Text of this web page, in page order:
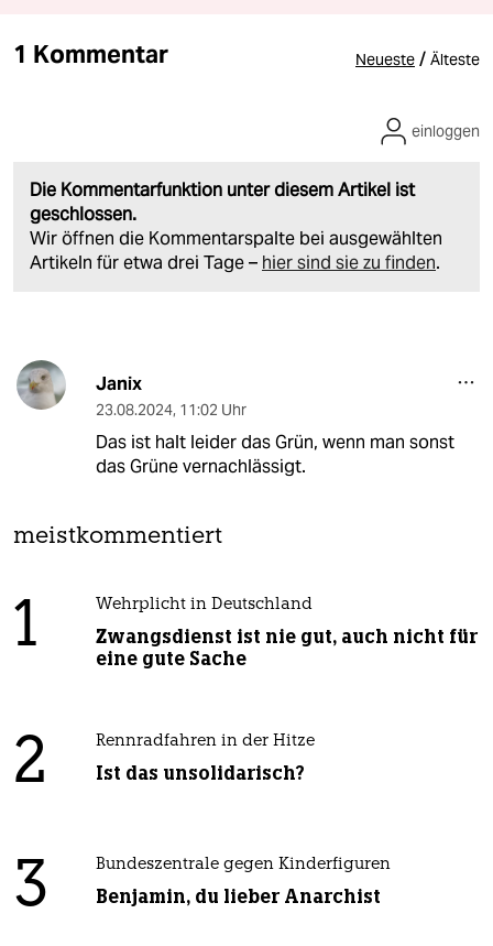
1 Kommentar Neueste / Älteste
Die Kommentarfunktion unter diesem Artikel ist
geschlossen.
Wir öffnen die Kommentarspalte bei ausgewählten
Artikeln für etwa drei Tage – hier sind sie zu finden.
einloggen
Janix
23.08.2024, 11:02 Uhr
Das ist halt leider das Grün, wenn man sonst
das Grüne vernachlässigt.
meistkommentiert
1 Wehrplicht in Deutschland
Zwangsdienst ist nie gut, auch nicht für
eine gute Sache
2 Rennradfahren in der Hitze
Ist das unsolidarisch?
3 Bundeszentrale gegen Kinderfiguren
Benjamin, du lieber Anarchist